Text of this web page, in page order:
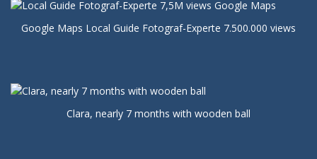
Google Maps Local Guide Fotograf-Experte 7.500.000 views
Clara, nearly 7 months with wooden ball